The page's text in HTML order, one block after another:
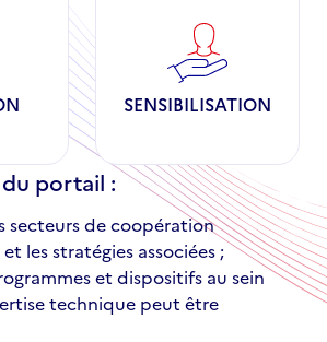
SENSIBILISATION
portail :
secteurs de coopération
les stratégies associées ;
et dispositifs au sein
technique peut être